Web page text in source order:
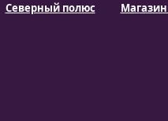
Северный полюс